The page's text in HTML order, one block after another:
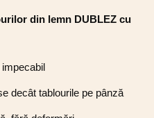
din lemn DUBLEZ cu
decât tablourile pe pânză